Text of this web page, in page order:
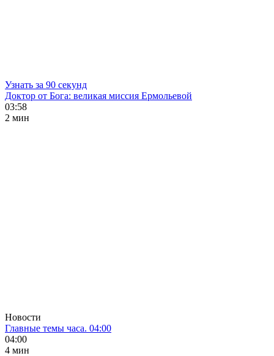
Узнать за 90 секунд
Доктор от Бога: великая миссия Ермольевой
03:58
2 мин
Новости
Главные темы часа. 04:00
04:00
4 мин